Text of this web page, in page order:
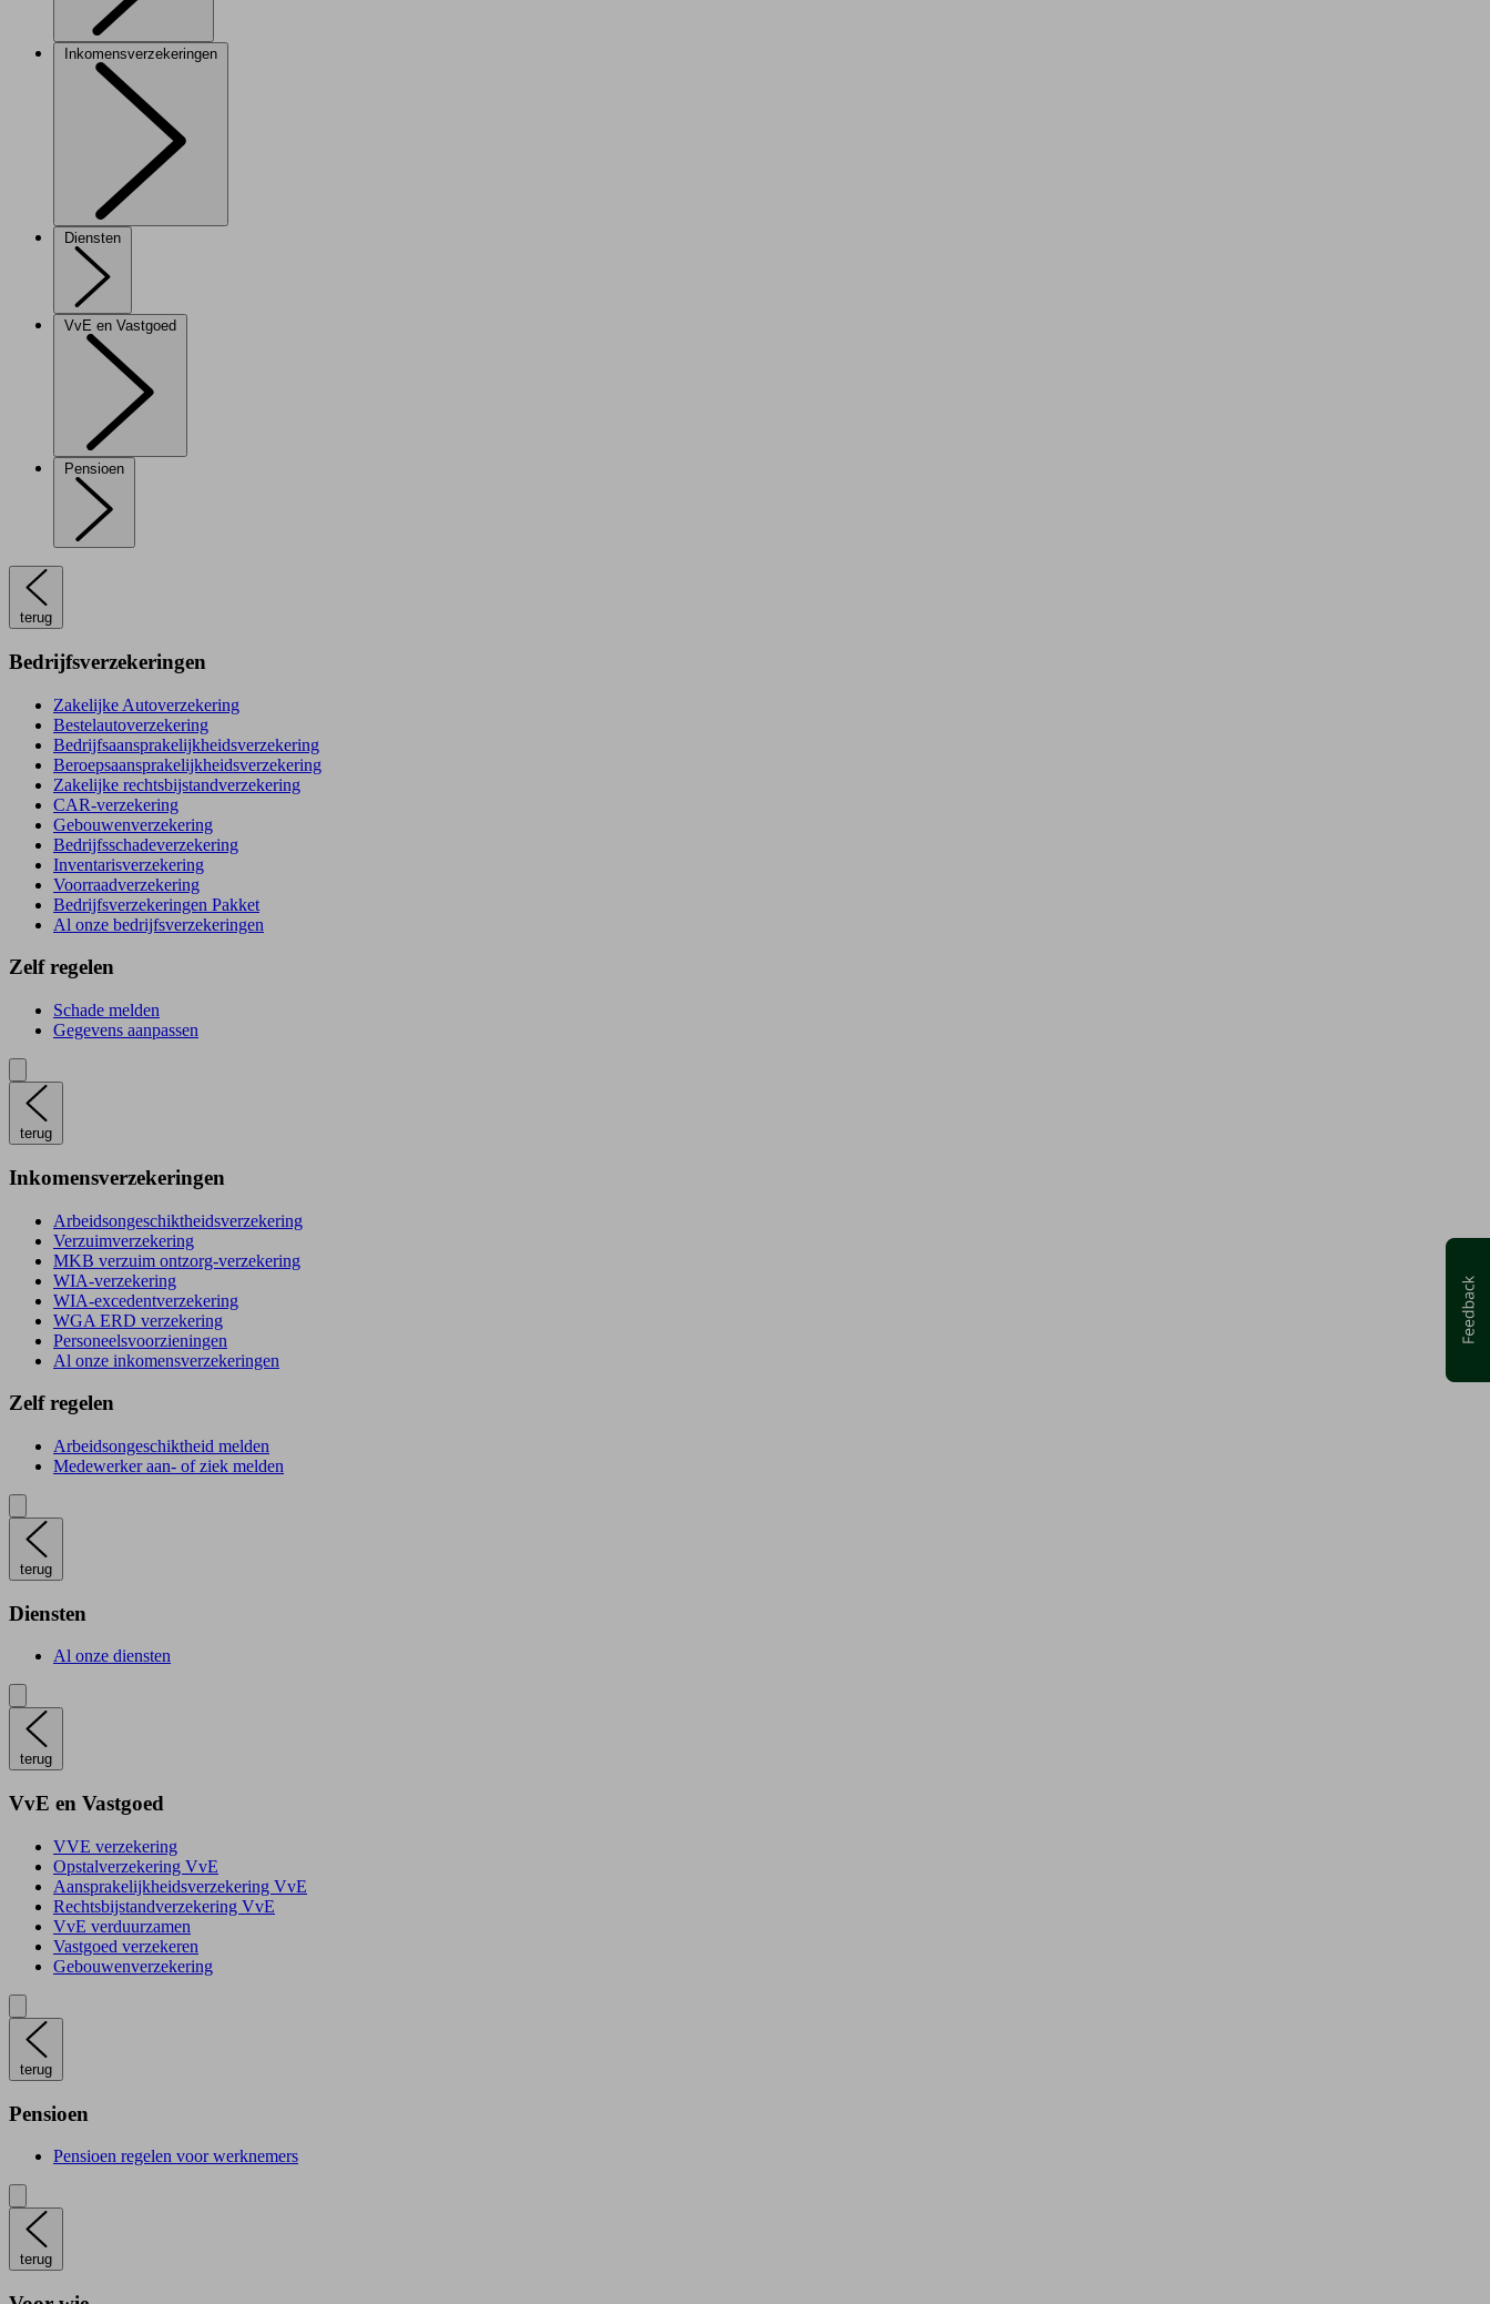
Inkomensverzekeringen
Diensten
VvE en Vastgoed
Pensioen
terug
Bedrijfsverzekeringen
Zakelijke Autoverzekering
Bestelautoverzekering
Bedrijfsaansprakelijkheidsverzekering
Beroepsaansprakelijkheidsverzekering
Zakelijke rechtsbijstandverzekering
CAR-verzekering
Gebouwenverzekering
Bedrijfsschadeverzekering
Inventarisverzekering
Voorraadverzekering
Bedrijfsverzekeringen Pakket
Al onze bedrijfsverzekeringen
Zelf regelen
Schade melden
Gegevens aanpassen
terug
Inkomensverzekeringen
Arbeidsongeschiktheidsverzekering
Verzuimverzekering
MKB verzuim ontzorg-verzekering
WIA-verzekering
WIA-excedentverzekering
WGA ERD verzekering
Personeelsvoorzieningen
Al onze inkomensverzekeringen
Zelf regelen
Arbeidsongeschiktheid melden
Medewerker aan- of ziek melden
terug
Diensten
Al onze diensten
terug
VvE en Vastgoed
VVE verzekering
Opstalverzekering VvE
Aansprakelijkheidsverzekering VvE
Rechtsbijstandverzekering VvE
VvE verduurzamen
Vastgoed verzekeren
Gebouwenverzekering
terug
Pensioen
Pensioen regelen voor werknemers
terug